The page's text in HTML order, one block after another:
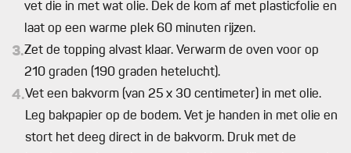
vet die in met wat olie. Dek de kom af met plasticfolie en
laat op een warme plek 60 minuten rijzen.
3.Zet de topping alvast klaar. Verwarm de oven voor op
210 graden (190 graden hetelucht).
4.Vet een bakvorm (van 25 x 30 centimeter) in met olie.
Leg bakpapier op de bodem. Vet je handen in met olie en
stort het deeg direct in de bakvorm. Druk met de